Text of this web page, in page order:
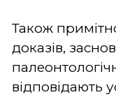
Також
доказів,
відповідають